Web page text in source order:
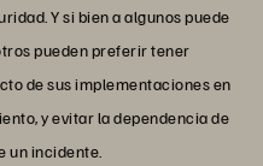
Y si bien a algunos puede
pueden preferir tener
de sus implementaciones en
y evitar la dependencia de
un incidente.